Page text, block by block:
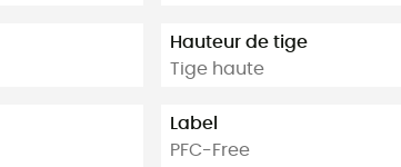
Hauteur de tige
Tige haute
Label
PFC-Free